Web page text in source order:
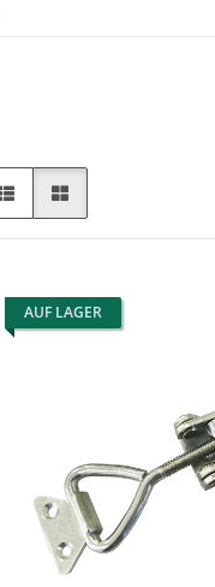
AUF LAGER